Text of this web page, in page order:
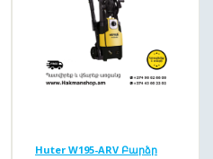
Huter W195-ARV Բարձր